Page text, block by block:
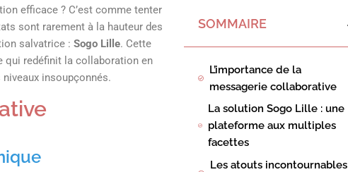
efficace ? C’est comme tenter
sont rarement à la hauteur des
salvatrice : Sogo Lille. Cette
qui redéfinit la collaboration en
insoupçonnés.
SOMMAIRE
L’importance de la
messagerie collaborative
La solution Sogo Lille : une
plateforme aux multiples
facettes
Les atouts incontournables